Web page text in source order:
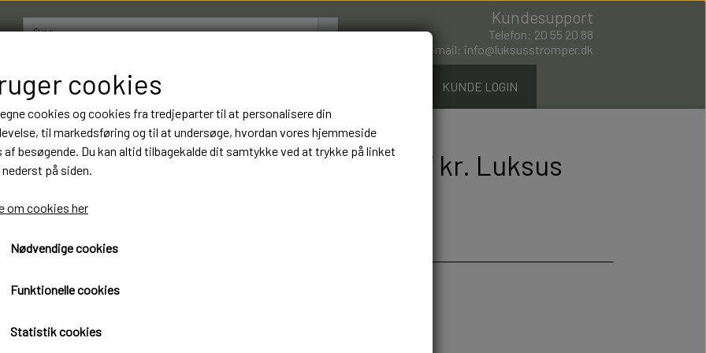
Kundesupport
Telefon: 20 55 20 88
E-mail: info@luksusstromper.dk
BOXERSHORTS KUNDE LOGIN
10 Par Gianvaglia Boxershorts 297 kr. Luksus
Kvalitet. Varenummer: 3
Øko-Tex standard 100 certificeret
10 Par 297 kr
cookies
cookies og cookies fra tredjeparter til at personalisere din
til markedsføring og til at undersøge, hvordan vores hjemmeside
af besøgende. Du kan altid tilbagekalde dit samtykke ved at trykke på linket
på siden.
om cookies her
Nødvendige cookies
Funktionelle cookies
Statistik cookies